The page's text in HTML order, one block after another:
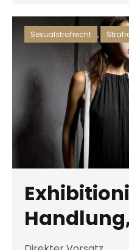
Handlung,
Sexualstrafrecht ,